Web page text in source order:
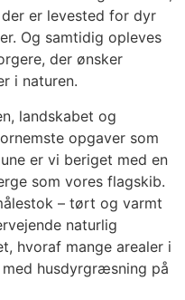
er levested for dyr
Og samtidig opleves
der ønsker
i naturen.
landskabet og
opgaver som
er vi beriget med en
som vores flagskib.
– tørt og varmt
naturlig
hvoraf mange arealer i
husdyrgræsning på